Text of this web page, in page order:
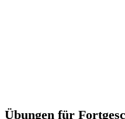
Übungen für